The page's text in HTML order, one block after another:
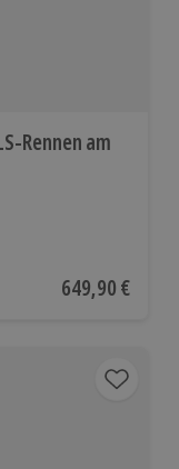
Rennen am
Aktueller Preis
649,90 €